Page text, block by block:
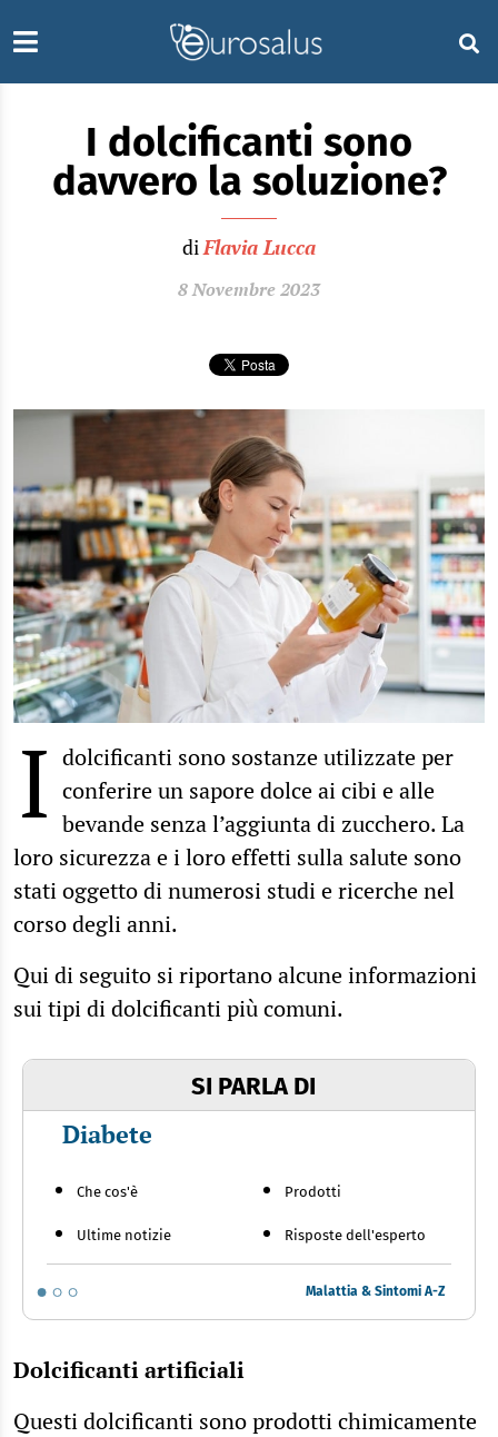
I dolcificanti sono
davvero la soluzione?
diFlavia Lucca
8 Novembre 2023
I dolcificanti sono sostanze utilizzate per
conferire un sapore dolce ai cibi e alle
bevande senza l’aggiunta di zucchero. La
loro sicurezza e i loro effetti sulla salute sono
stati oggetto di numerosi studi e ricerche nel
corso degli anni.
Qui di seguito si riportano alcune informazioni
sui tipi di dolcificanti più comuni.
SI PARLA DI
Diabete
Che cos'è
Ultime notizie
Prodotti
Risposte dell'esperto
Malattia & Sintomi A-Z
Dolcificanti artificiali
Questi dolcificanti sono prodotti chimicamente